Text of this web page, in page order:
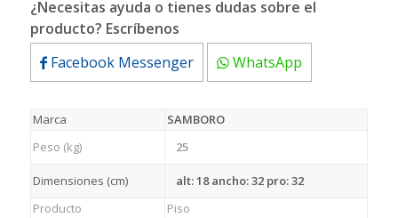
¿Necesitas ayuda o tienes dudas sobre el
producto? Escríbenos
Facebook Messenger
WhatsApp
Marca
SAMBORO
Peso (kg)
25
Dimensiones (cm)
alt: 18 ancho: 32 pro: 32
Producto
Piso